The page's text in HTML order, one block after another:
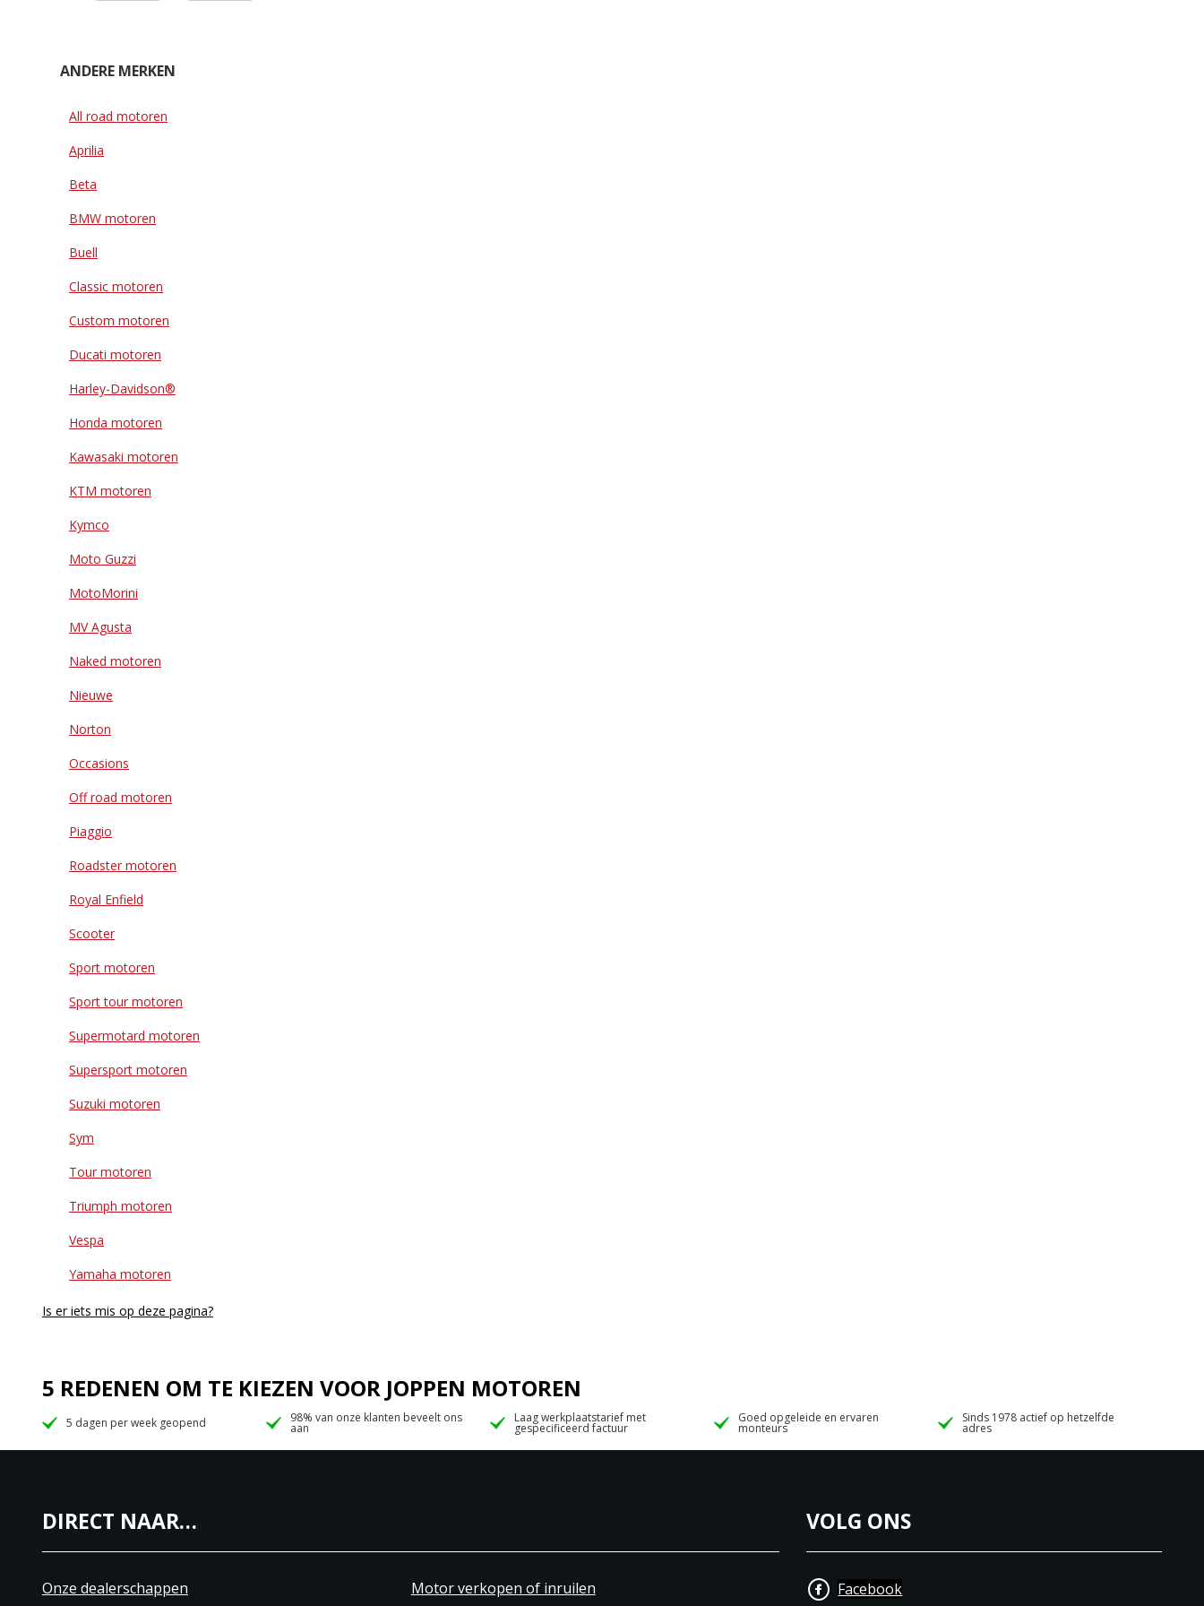
ANDERE MERKEN
All road motoren
Aprilia
Beta
BMW motoren
Buell
Classic motoren
Custom motoren
Ducati motoren
Harley-Davidson®
Honda motoren
Kawasaki motoren
KTM motoren
Kymco
Moto Guzzi
MotoMorini
MV Agusta
Naked motoren
Nieuwe
Norton
Occasions
Off road motoren
Piaggio
Roadster motoren
Royal Enfield
Scooter
Sport motoren
Sport tour motoren
Supermotard motoren
Supersport motoren
Suzuki motoren
Sym
Tour motoren
Triumph motoren
Vespa
Yamaha motoren
Is er iets mis op deze pagina?
5 REDENEN OM TE KIEZEN VOOR JOPPEN MOTOREN
5 dagen per week geopend 98% van onze klanten beveelt ons
aan
Laag werkplaatstarief met
gespecificeerd factuur
Goed opgeleide en ervaren
monteurs
Sinds 1978 actief op hetzelfde
adres
DIRECT NAAR…
Onze dealerschappen Motor verkopen of inruilen
VOLG ONS
Facebook